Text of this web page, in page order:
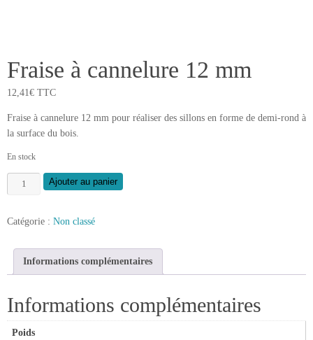
Fraise à cannelure 12 mm
12,41€ TTC
Fraise à cannelure 12 mm pour réaliser des sillons en forme de demi-rond à
la surface du bois.
En stock
quantité
de
à
mm
Ajouter au panier
Catégorie : Non classé
Informations complémentaires
Informations complémentaires
Poids